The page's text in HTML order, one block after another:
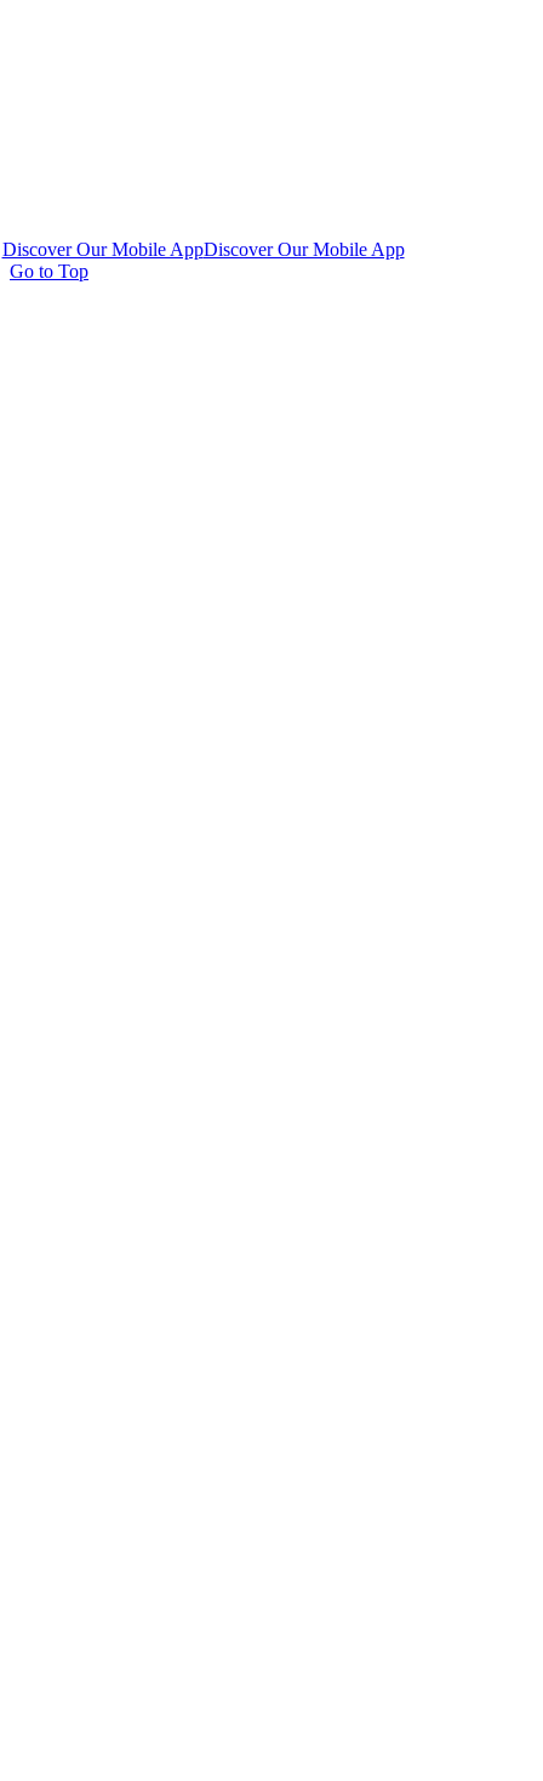
Discover Our Mobile AppDiscover Our Mobile App
Go to Top